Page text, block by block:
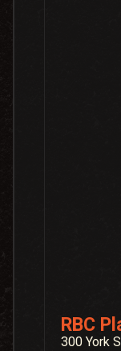
RBC
300 York